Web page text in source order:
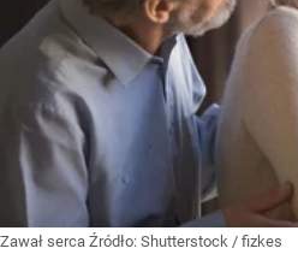
Zawał serca Źródło: Shutterstock / fizkes